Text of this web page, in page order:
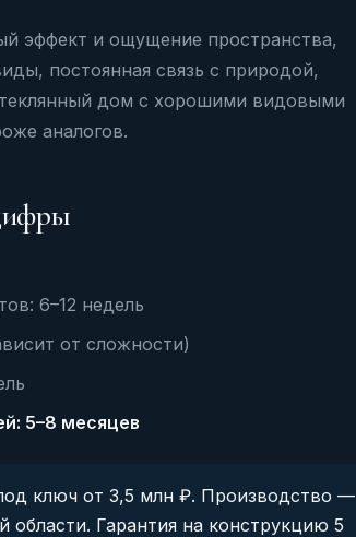
эффект и ощущение пространства,
постоянная связь с природой,
дом с хорошими видовыми
аналогов.
6–12 недель
от сложности)
5–8 месяцев
ключ от 3,5 млн ₽. Производство —
Гарантия на конструкцию 5